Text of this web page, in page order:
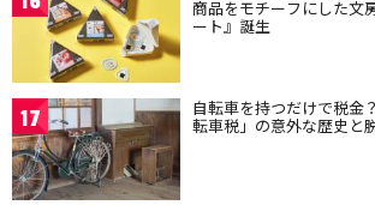
商品をモチーフにした文
ート』誕生
17 自転車を持つだけで税金
転車税」の意外な歴史と